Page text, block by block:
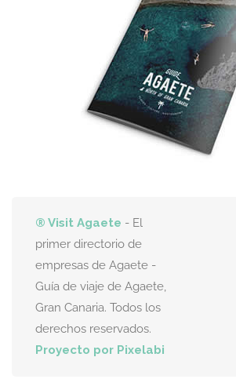
® Visit Agaete - El
primer directorio de
empresas de Agaete -
Guía de viaje de Agaete,
Gran Canaria. Todos los
derechos reservados.
Proyecto por Pixelabi